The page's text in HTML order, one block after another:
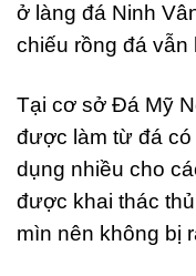
ở làng đá Ninh
chiếu rồng đá vẫn
Tại cơ sở Đá Mỹ
được làm từ đá
dụng nhiều cho
được khai thác
mìn nên không bị